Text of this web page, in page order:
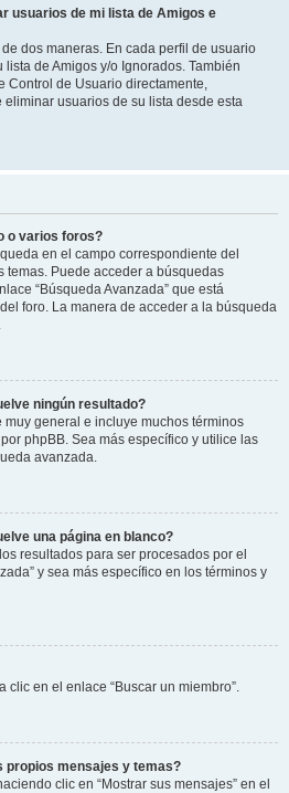
usuarios de mi lista de Amigos e
dos maneras. En cada perfil de usuario
de Amigos y/o Ignorados. También
Control de Usuario directamente,
usuarios de su lista desde esta
o varios foros?
en el campo correspondiente del
temas. Puede acceder a búsquedas
“Búsqueda Avanzada” que está
foro. La manera de acceder a la búsqueda
ningún resultado?
general e incluye muchos términos
phpBB. Sea más específico y utilice las
avanzada.
una página en blanco?
resultados para ser procesados por el
y sea más específico en los términos y
clic en el enlace “Buscar un miembro”.
propios mensajes y temas?
clic en “Mostrar sus mensajes” en el